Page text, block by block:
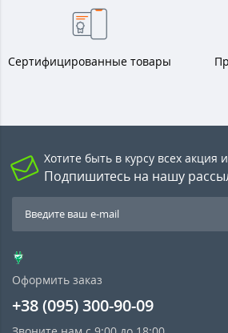
Сертифицированные товары
Хотите быть в курсу всех акция
Подпишитесь на нашу
Оформить заказ
+38 (095) 300-90-09